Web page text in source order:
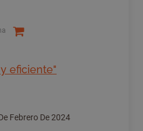
eficiente"
Febrero De 2024